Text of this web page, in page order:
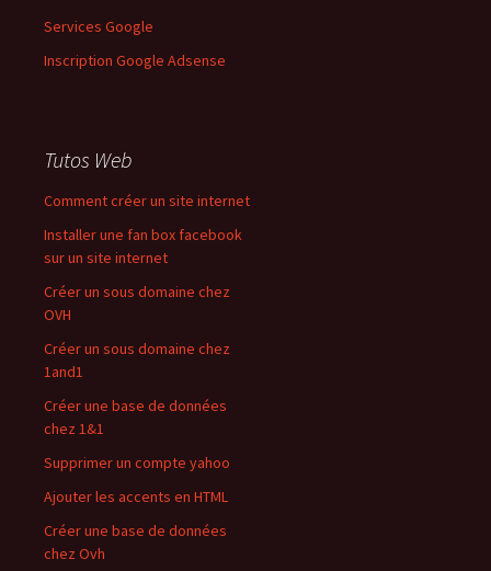
Services Google
Inscription Google Adsense
Tutos Web
Comment créer un site internet
Installer une fan box facebook
sur un site internet
Créer un sous domaine chez
OVH
Créer un sous domaine chez
1and1
Créer une base de données
chez 1&1
Supprimer un compte yahoo
Ajouter les accents en HTML
Créer une base de données
chez Ovh